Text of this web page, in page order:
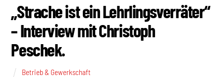
„Strache ist ein Lehrlingsverräter“
– Interview mit Christoph
Peschek.
Betrieb & Gewerkschaft